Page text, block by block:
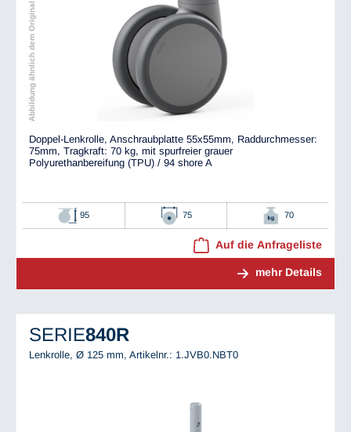
Abbildung ähnlich dem Original
Doppel-Lenkrolle, Anschraubplatte 55x55mm, Raddurchmesser:
75mm, Tragkraft: 70 kg, mit spurfreier grauer
Polyurethanbereifung (TPU) / 94 shore A
95 75 70
Auf die Anfrageliste
mehr Details
SERIE840R
Lenkrolle, Ø 125 mm, Artikelnr.: 1.JVB0.NBT0